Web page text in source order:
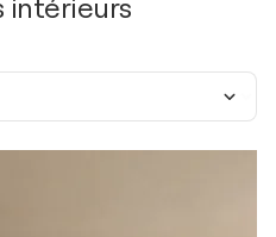
intérieurs